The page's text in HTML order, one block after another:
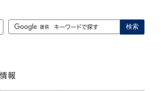
検索
報